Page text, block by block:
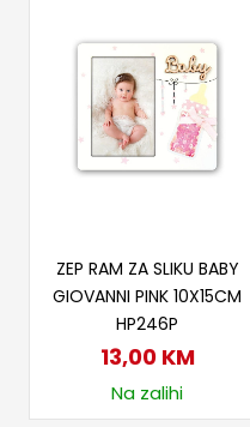
ZEP RAM ZA SLIKU BABY
GIOVANNI PINK 10X15CM
HP246P
13,00 KM
Na zalihi